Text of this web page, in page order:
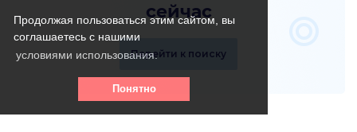
Продолжая пользоваться этим сайтом, вы
соглашаетесь с нашими
условиями использования.
Понятно
сейчас
Перейти к поиску